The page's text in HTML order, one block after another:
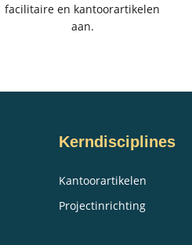
facilitaire en kantoorartikelen
aan.
Kerndisciplines
Kantoorartikelen
Projectinrichting